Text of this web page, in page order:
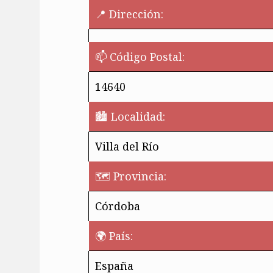
📍 Dirección:
📫 Código Postal:
14640
🏙️ Localidad:
Villa del Río
🗺 Provincia:
Córdoba
🌍 País:
España
¿Quieres